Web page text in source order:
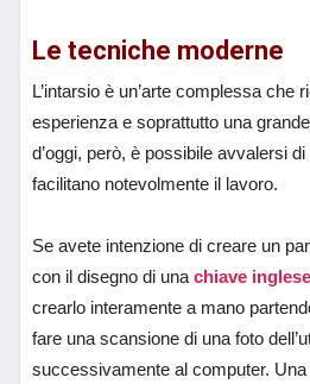
Le tecniche moderne
L’intarsio è un’arte complessa che
esperienza e soprattutto una
d’oggi, però, è possibile avvalersi
facilitano notevolmente il lavoro.
Se avete intenzione di creare un
con il disegno di unachiave inglese
crearlo interamente a mano
fare una scansione di una foto
successivamente al computer.